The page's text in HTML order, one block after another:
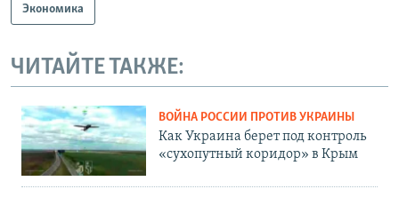
Экономика
ЧИТАЙТЕ ТАКЖЕ:
ВОЙНА РОССИИ ПРОТИВ УКРАИНЫ
Как Украина берет под контроль
«сухопутный коридор» в Крым